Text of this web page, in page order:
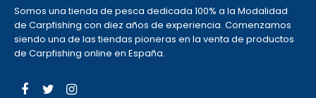
Somos una tienda de pesca dedicada 100% a la Modalidad
de Carpfishing con diez años de experiencia. Comenzamos
siendo una de las tiendas pioneras en la venta de productos
de Carpfishing online en España.
Facebook
Twitter